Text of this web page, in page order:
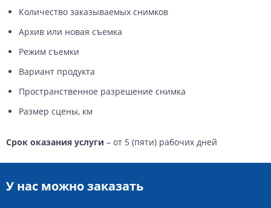
Количество заказываемых снимков
Архив или новая съемка
Режим съемки
Вариант продукта
Пространственное разрешение снимка
Размер сцены, км
Срок оказания услуги – от 5 (пяти) рабочих дней
У нас можно заказать